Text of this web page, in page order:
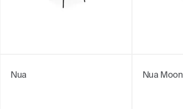
Nua Nua Moon